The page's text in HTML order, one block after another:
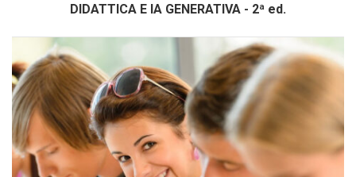
DIDATTICA E IA GENERATIVA - 2ª ed.